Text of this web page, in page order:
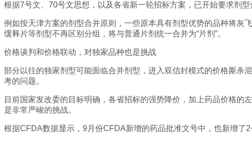
根据7号文、70号文思想，以及各省新一轮招标方案，已开始要求剂型
例如按天津方案的剂型合并原则，一些原本具有剂型优势的品种将灰
缓释片等剂型不再区别分组，将与普通片剂统一合并为“片剂”。
价格谈判和价格联动，对独家品种也是挑战
部分以往的独家剂型可能面临合并剂型，进入双信封模式的价格厮杀
考的问题。
目前国家发改委的目标明确，各省招标的强势降价，加上药品价格
是非常严峻的挑战。
根据CFDA数据显示，9月份CFDA新增的药品批准文号中，也新增了